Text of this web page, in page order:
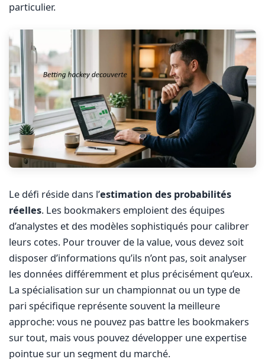
particulier.
Le défi réside dans l’estimation des probabilités
réelles. Les bookmakers emploient des équipes
d’analystes et des modèles sophistiqués pour calibrer
leurs cotes. Pour trouver de la value, vous devez soit
disposer d’informations qu’ils n’ont pas, soit analyser
les données différemment et plus précisément qu’eux.
La spécialisation sur un championnat ou un type de
pari spécifique représente souvent la meilleure
approche: vous ne pouvez pas battre les bookmakers
sur tout, mais vous pouvez développer une expertise
pointue sur un segment du marché.